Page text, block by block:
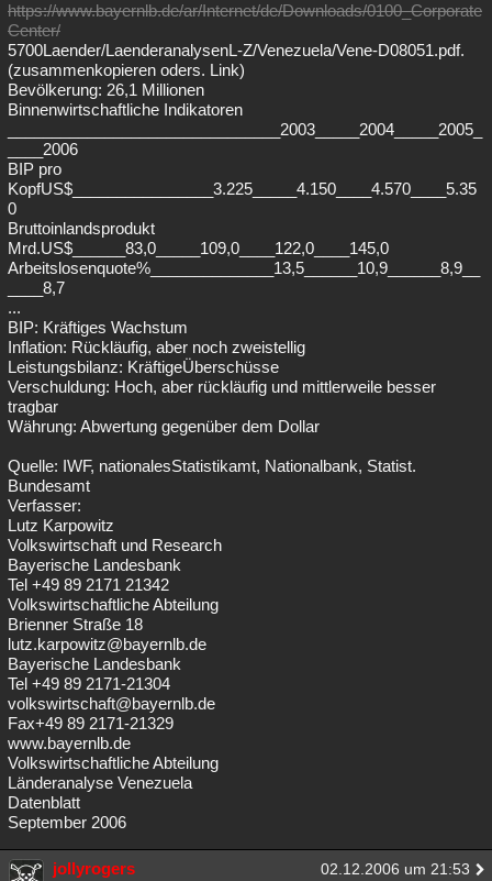
https://www.bayernlb.de/ar/Internet/de/Downloads/0100_Corporate
Center/
5700Laender/LaenderanalysenL-Z/Venezuela/Vene-D08051.pdf.
(zusammenkopieren oders. Link)
Bevölkerung: 26,1 Millionen
Binnenwirtschaftliche Indikatoren
_______________________________2003_____2004_____2005_
____2006
BIP pro
KopfUS$________________3.225_____4.150____4.570____5.35
0
Bruttoinlandsprodukt
Mrd.US$______83,0_____109,0____122,0____145,0
Arbeitslosenquote%______________13,5______10,9______8,9__
____8,7
...
BIP: Kräftiges Wachstum
Inflation: Rückläufig, aber noch zweistellig
Leistungsbilanz: KräftigeÜberschüsse
Verschuldung: Hoch, aber rückläufig und mittlerweile besser
tragbar
Währung: Abwertung gegenüber dem Dollar
Quelle: IWF, nationalesStatistikamt, Nationalbank, Statist.
Bundesamt
Verfasser:
Lutz Karpowitz
Volkswirtschaft und Research
Bayerische Landesbank
Tel +49 89 2171 21342
Volkswirtschaftliche Abteilung
Brienner Straße 18
lutz.karpowitz@bayernlb.de
Bayerische Landesbank
Tel +49 89 2171-21304
volkswirtschaft@bayernlb.de
Fax+49 89 2171-21329
www.bayernlb.de
Volkswirtschaftliche Abteilung
Länderanalyse Venezuela
Datenblatt
September 2006
jollyrogers 02.12.2006 um 21:53